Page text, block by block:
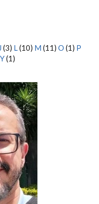
J (3) L(10) M (11) O (1) P
Y(1)